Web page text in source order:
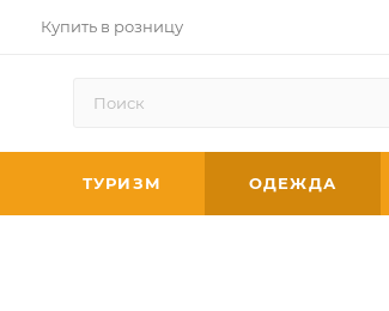
Купить в розницу
ТУРИЗМ ОДЕЖДА